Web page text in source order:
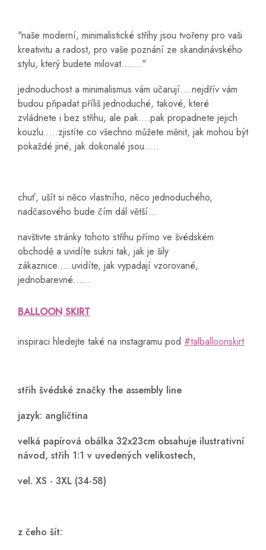
"naše moderní, minimalistické střihy jsou tvořeny pro vaši
kreativitu a radost, pro vaše poznání ze skandinávského
stylu, který budete milovat......."
jednoduchost a minimalismus vám učarují....nejdřív vám
budou připadat příliš jednoduché, takové, které
zvládnete i bez střihu, ale pak....pak propadnete jejich
kouzlu.....zjistíte co všechno můžete měnit, jak mohou být
pokaždé jiné, jak dokonalé jsou.....
chuť, ušít si něco vlastního, něco jednoduchého,
nadčasového bude čím dál větší...
navštivte stránky tohoto střihu přímo ve švédském
obchodě a uvidíte sukni tak, jak je šily
zákaznice.....uvidíte, jak vypadají vzorované,
jednobarevné......
BALLOON SKIRT
inspiraci hledejte také na instagramu pod #talballoonskirt
střih švédské značky the assembly line
jazyk: angličtina
velká papírová obálka 32x23cm obsahuje ilustrativní
návod, střih 1:1 v uvedených velikostech,
vel. XS - 3XL (34-58)
z čeho šít: